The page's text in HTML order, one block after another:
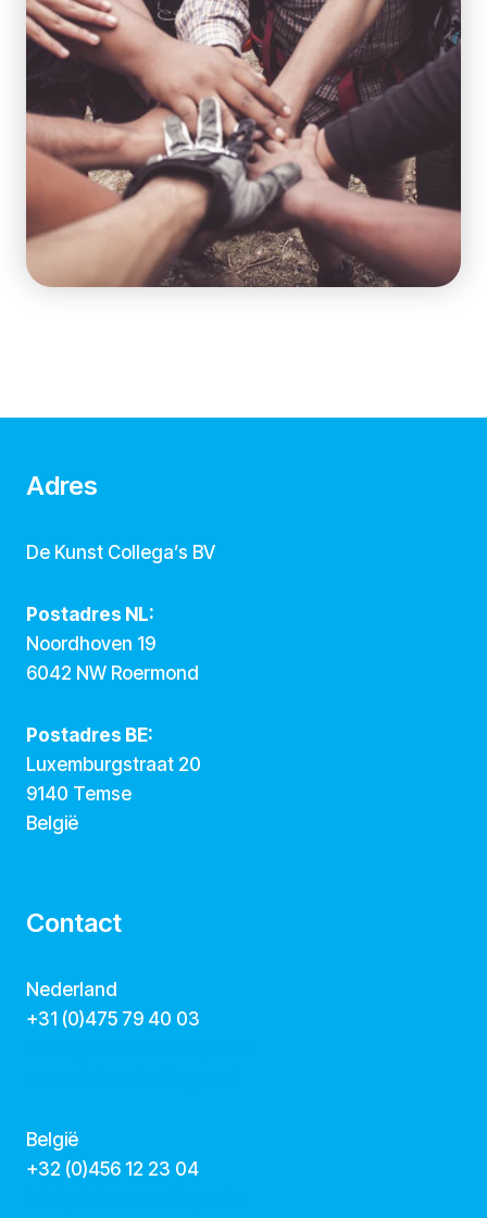
Adres
De Kunst Collega’s BV
Postadres NL:
Noordhoven 19
6042 NW Roermond
Postadres BE:
Luxemburgstraat 20
9140 Temse
België
Contact
Nederland
+31 (0)475 79 40 03
België
‭+32 (0)456 12 23 04‬